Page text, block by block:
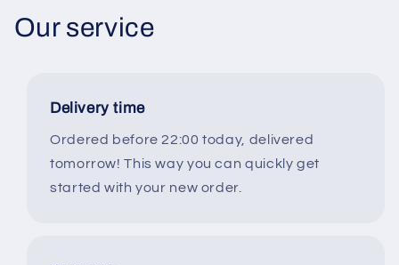
Our service
Delivery time
Ordered before 22:00 today, delivered
tomorrow! This way you can quickly get
started with your new order.